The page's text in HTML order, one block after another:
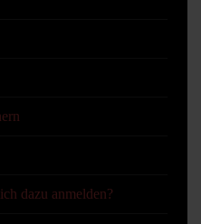
dazu anmelden?